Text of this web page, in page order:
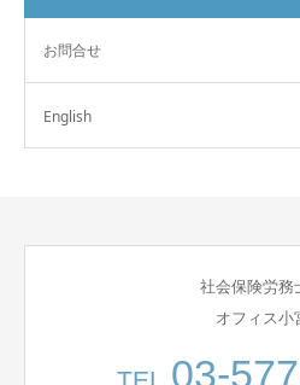
お問合せ
English
社会保険労務
オフィス小
03-